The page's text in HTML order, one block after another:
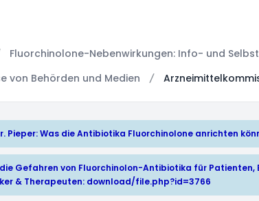
Fluorchinolone-Nebenwirkungen: Info- und
von Behörden und Medien
Pieper: Was die Antibiotika Fluorchinolone anrichten
die Gefahren von Fluorchinolon-Antibiotika für Patienten,
& Therapeuten: download/file.php?id=3766